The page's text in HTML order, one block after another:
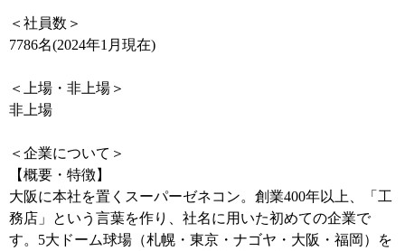
＜社員数＞
7786名(2024年1月現在)
＜上場・非上場＞
非上場
＜企業について＞
【概要・特徴】
大阪に本社を置くスーパーゼネコン。創業400年以上、「工
務店」という言葉を作り、社名に用いた初めての企業で
す。5大ドーム球場（札幌・東京・ナゴヤ・大阪・福岡）を